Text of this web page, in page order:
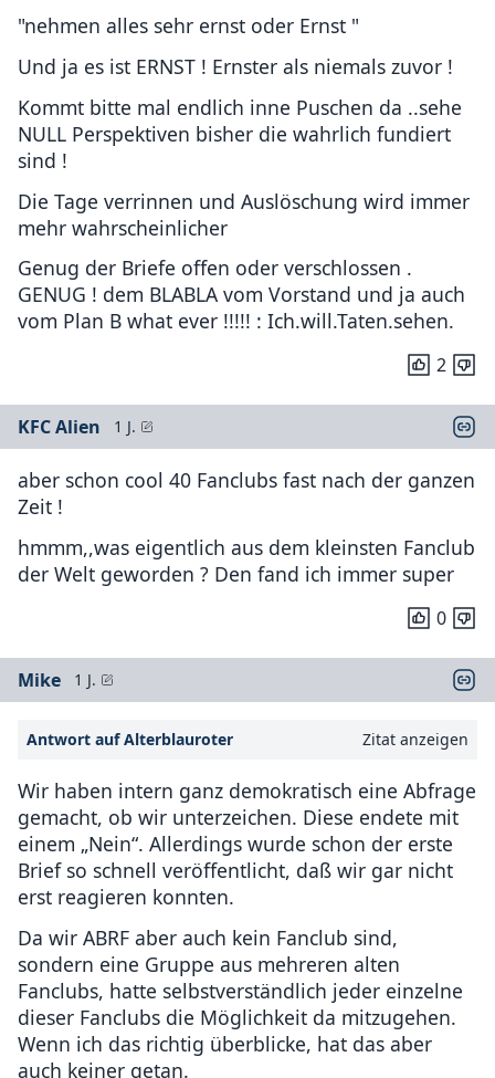
"nehmen alles sehr ernst oder Ernst "
Und ja es ist ERNST ! Ernster als niemals zuvor !
Kommt bitte mal endlich inne Puschen da ..sehe
NULL Perspektiven bisher die wahrlich fundiert
sind !
Die Tage verrinnen und Auslöschung wird immer
mehr wahrscheinlicher
Genug der Briefe offen oder verschlossen .
GENUG ! dem BLABLA vom Vorstand und ja auch
vom Plan B what ever !!!!! : Ich.will.Taten.sehen.
2
KFC Alien 1 J.
aber schon cool 40 Fanclubs fast nach der ganzen
Zeit !
hmmm,,was eigentlich aus dem kleinsten Fanclub
der Welt geworden ? Den fand ich immer super
0
Mike 1 J.
Antwort auf Alterblauroter Zitat anzeigen
Wir haben intern ganz demokratisch eine Abfrage
gemacht, ob wir unterzeichen. Diese endete mit
einem „Nein“. Allerdings wurde schon der erste
Brief so schnell veröffentlicht, daß wir gar nicht
erst reagieren konnten.
Da wir ABRF aber auch kein Fanclub sind,
sondern eine Gruppe aus mehreren alten
Fanclubs, hatte selbstverständlich jeder einzelne
dieser Fanclubs die Möglichkeit da mitzugehen.
Wenn ich das richtig überblicke, hat das aber
auch keiner getan.